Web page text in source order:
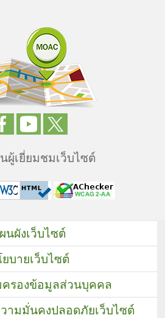
ผู้เยี่ยมชมเว็บไซต์
นผังเว็บไซต์
ยบายเว็บไซต์
ครองข้อมูลส่วนบุคคล
ามมั่นคงปลอดภัยเว็บไซต์